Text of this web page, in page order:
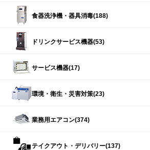
食器洗浄機・器具消毒(188)
ドリンクサービス機器(53)
サービス機器(17)
環境・衛生・災害対策(23)
業務用エアコン(374)
テイクアウト・デリバリー(137)